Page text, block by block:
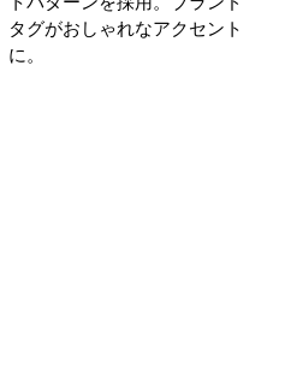
タグがおしゃれなアクセント
に。